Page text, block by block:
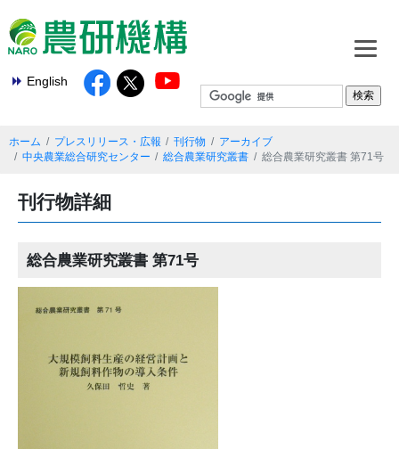
English
ホーム プレスリリース・広報 刊行物
アーカイブ
中央農業総合研究センター
総合農業研究叢書 総合農業研究叢書 第71号
刊行物詳細
総合農業研究叢書 第71号